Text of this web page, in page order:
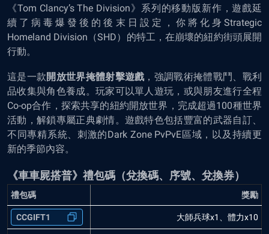
《Tom Clancy’s The Division》系列的移動版新作，遊戲延
續了病毒爆發後的後末日設定，你將化身Strategic
Homeland Division（SHD）的特工，在崩壞的紐約街頭展開
行動。
這是一款開放世界掩體射擊遊戲，強調戰術掩體戰鬥、戰利
品收集與角色養成。玩家可以單人遊玩，或與朋友進行全程
Co-op合作，探索共享的紐約開放世界，完成超過100種世界
活動，解鎖專屬正典劇情。遊戲特色包括豐富的武器自訂、
不同專精系統、刺激的Dark Zone PvPvE區域，以及持續更
新的季節內容。
《車車屍搭普》禮包碼（兌換碼、序號、兌換券）
禮包碼 獎勵
CCGIFT1 大師兵球x1、體力x10